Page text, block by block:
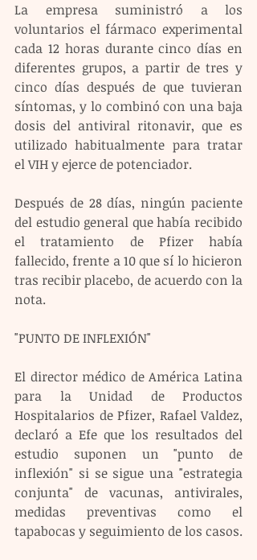
La empresa suministró a los
voluntarios el fármaco experimental
cada 12 horas durante cinco días en
diferentes grupos, a partir de tres y
cinco días después de que tuvieran
síntomas, y lo combinó con una baja
dosis del antiviral ritonavir, que es
utilizado habitualmente para tratar
el VIH y ejerce de potenciador.
Después de 28 días, ningún paciente
del estudio general que había recibido
el tratamiento de Pfizer había
fallecido, frente a 10 que sí lo hicieron
tras recibir placebo, de acuerdo con la
nota.
"PUNTO DE INFLEXIÓN"
El director médico de América Latina
para la Unidad de Productos
Hospitalarios de Pfizer, Rafael Valdez,
declaró a Efe que los resultados del
estudio suponen un "punto de
inflexión" si se sigue una "estrategia
conjunta" de vacunas, antivirales,
medidas preventivas como el
tapabocas y seguimiento de los casos.